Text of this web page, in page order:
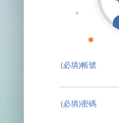
(必填)帳號
(必填)密碼